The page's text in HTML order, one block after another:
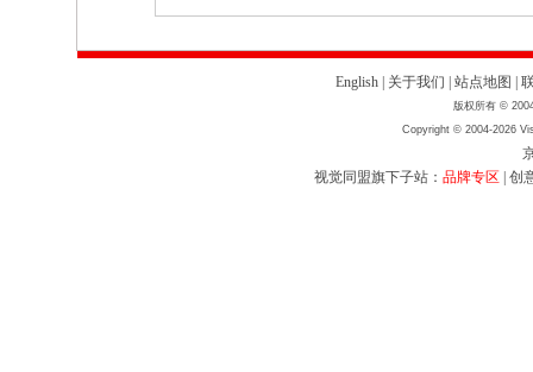
English 关于我们 站点地图
版权所有 ©
Copyright © 2004-2026
视觉同盟旗下子站： 品牌专区 创